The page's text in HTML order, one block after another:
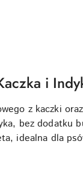
i
z kaczki
bez dodatku
idealna dla